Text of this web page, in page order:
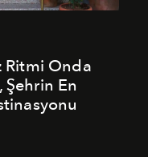
Ritmi Onda
En